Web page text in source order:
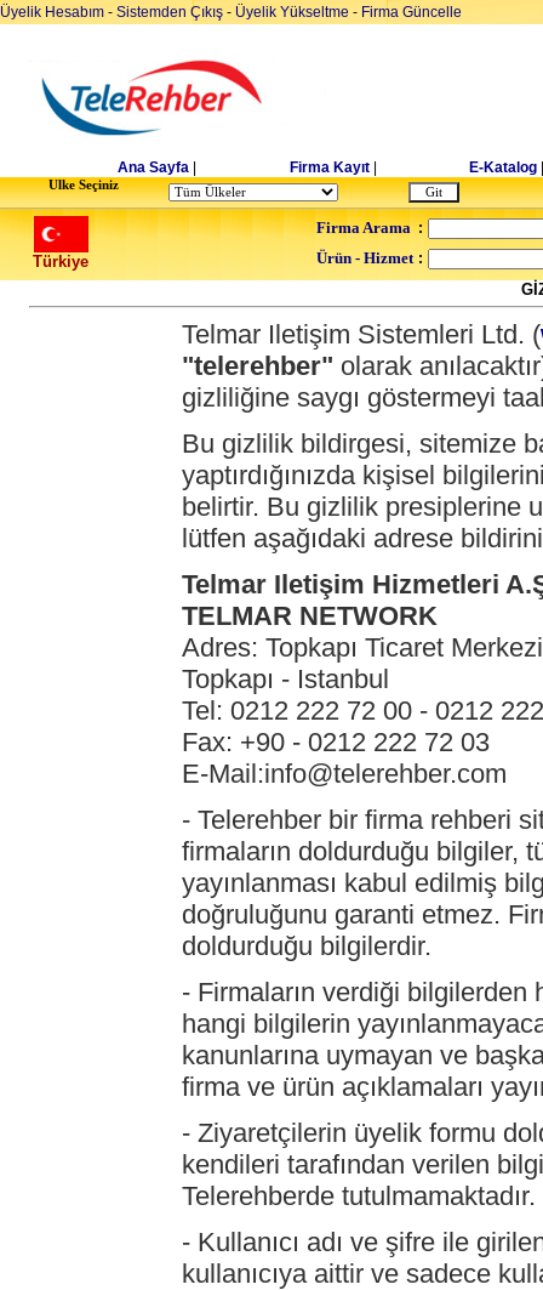
Üyelik Hesabım - Sistemden Çıkış - Üyelik Yükseltme - Firma Güncelle
Ana Sayfa Firma Kayıt E-Katalog
Ulke Seçiniz
Türkiye
Firma Arama :
Ürün - Hizmet :
Telmar Iletişim Sistemleri Ltd. (
"telerehber" olarak
gizliliğine saygı göstermeyi
Bu gizlilik bildirgesi, sitemize
yaptırdığınızda kişisel
belirtir. Bu gizlilik presiplerine
lütfen aşağıdaki adrese
Telmar Iletişim Hizmetleri
TELMAR NETWORK
Adres: Topkapı Ticaret
Topkapı - Istanbul
Tel: 0212 222 72 00 - 0212
Fax: +90 - 0212 222 72 03
E-Mail:info@telerehber.com
- Telerehber bir firma rehberi
firmaların doldurduğu bilgiler,
yayınlanması kabul edilmiş
doğruluğunu garanti etmez.
doldurduğu bilgilerdir.
- Firmaların verdiği bilgilerden
hangi bilgilerin
kanunlarına uymayan ve
firma ve ürün açıklamaları
- Ziyaretçilerin üyelik formu
kendileri tarafından verilen
Telerehberde tutulmamaktadır.
- Kullanıcı adı ve şifre ile
kullanıcıya aittir ve sadece